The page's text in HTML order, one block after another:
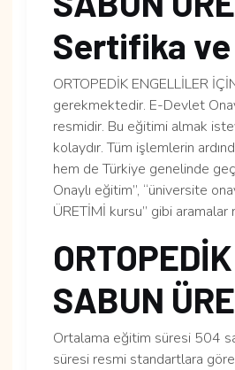
Sertifika ve
ORTOPEDİK ENGELLİLER
gerekmektedir. E-Devlet
resmidir. Bu eğitimi almak
kolaydır. Tüm işlemlerin
hem de Türkiye genelinde
Onaylı eğitim”, “üniversite
ÜRETİMİ kursu” gibi
SABUN
Ortalama eğitim süresi 504
süresi resmi standartlara